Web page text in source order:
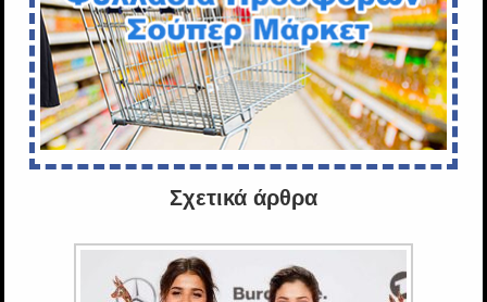
Σχετικά άρθρα